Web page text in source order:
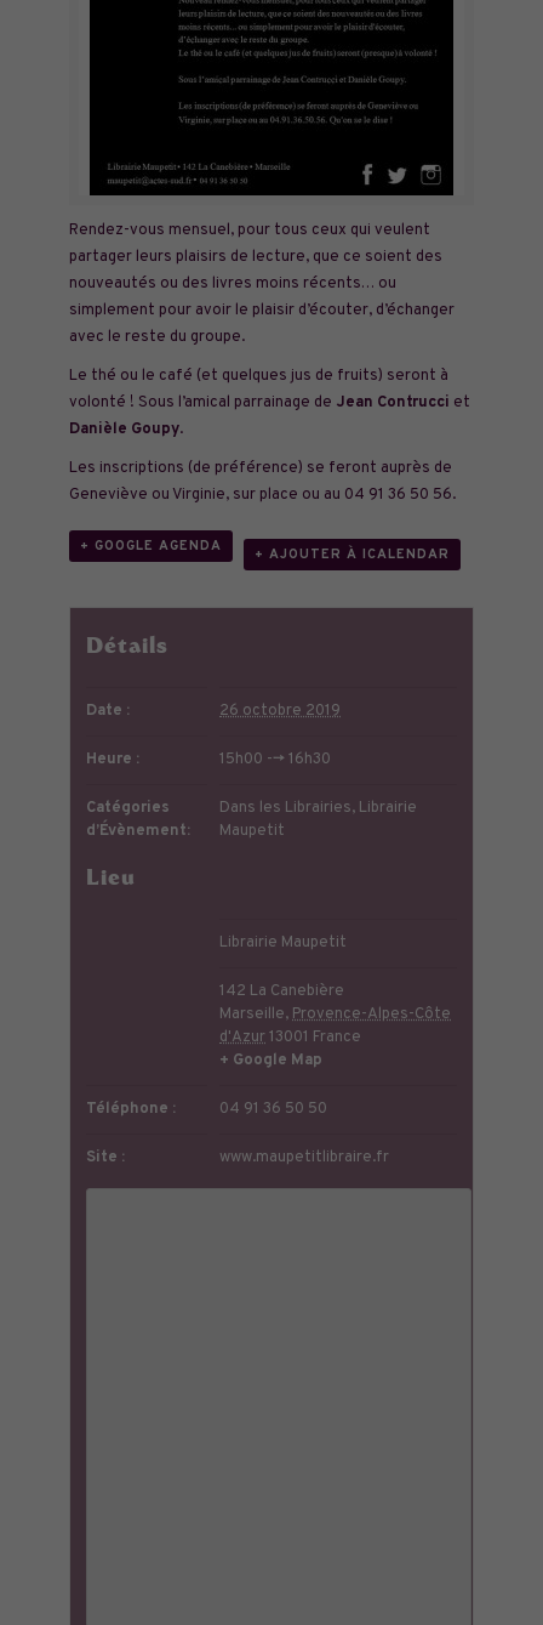
Rendez-vous mensuel, pour tous ceux qui veulent
partager leurs plaisirs de lecture, que ce soient des
nouveautés ou des livres moins récents… ou
simplement pour avoir le plaisir d’écouter, d’échanger
avec le reste du groupe.
Le thé ou le café (et quelques jus de fruits) seront à
volonté ! Sous l’amical parrainage de Jean Contrucci et
Danièle Goupy.
Les inscriptions (de préférence) se feront auprès de
Geneviève ou Virginie, sur place ou au 04 91 36 50 56.
+ GOOGLE AGENDA
+ AJOUTER À ICALENDAR
Détails
Date : 26 octobre 2019
Heure : 15h00 --> 16h30
Catégories
d’Évènement:
Dans les Librairies, Librairie
Maupetit
Lieu
Librairie Maupetit
142 La Canebière
Marseille,Provence-Alpes-Côte
d'Azur13001 France
+ Google Map
Téléphone : 04 91 36 50 50
Site : www.maupetitlibraire.fr